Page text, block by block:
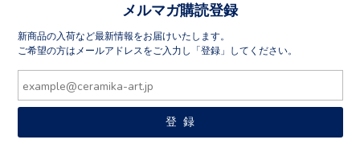
メルマガ購読登録
新商品の入荷など最新情報をお届けいたします。
ご希望の方はメールアドレスをご入力し「登録」してください。